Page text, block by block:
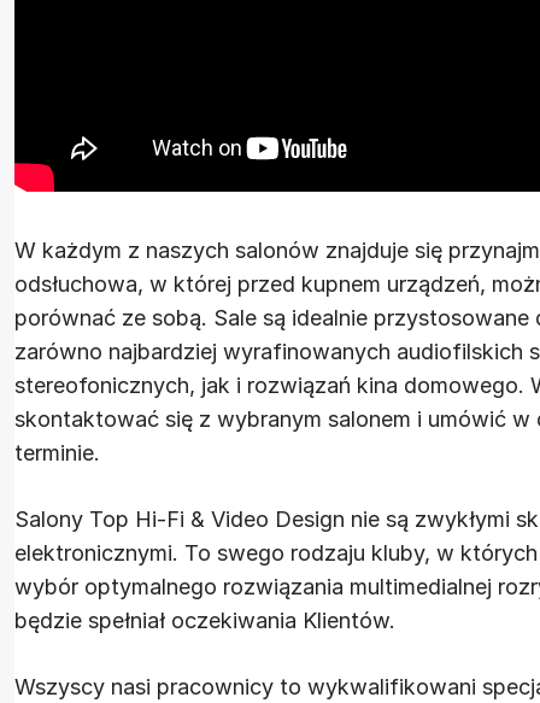
W każdym z naszych salonów znajduje się
odsłuchowa, w której przed kupnem urządzeń,
porównać ze sobą. Sale są idealnie
zarówno najbardziej wyrafinowanych audiofilskich
stereofonicznych, jak i rozwiązań kina domowego.
skontaktować się z wybranym salonem i umówić w
terminie.
Salony Top Hi-Fi & Video Design nie są zwykłymi
elektronicznymi. To swego rodzaju kluby, w
wybór optymalnego rozwiązania multimedialnej
będzie spełniał oczekiwania Klientów.
Wszyscy nasi pracownicy to wykwalifikowani